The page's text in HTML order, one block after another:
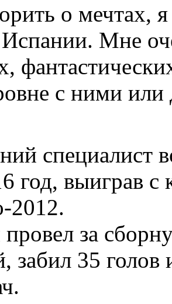
о мечтах,
Мне
с ними или
специалист
год, выиграв
2012.
за
забил 35 голов